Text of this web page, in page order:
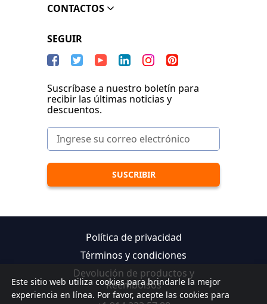
Este sitio web utiliza cookies para brindarle la mejor
experiencia en línea. Por favor, acepte las cookies para
CONTACTOS
SEGUIR
Suscríbase a nuestro boletín para
recibir las últimas noticias y
descuentos.
Política de privacidad
Términos y condiciones
Devolución de productos y
Reembolsos